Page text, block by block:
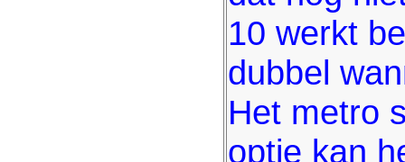
10 werkt
dubbel
Het metro
optie kan